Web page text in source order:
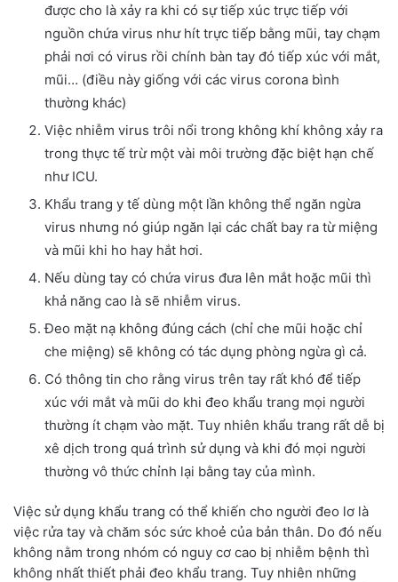
được cho là xảy ra khi có sự tiếp xúc trực tiếp với
nguồn chứa virus như hít trực tiếp bằng mũi, tay chạm
phải nơi có virus rồi chính bàn tay đó tiếp xúc với mắt,
mũi… (điều này giống với các virus corona bình
thường khác)
Việc nhiễm virus trôi nổi trong không khí không xảy ra
trong thực tế trừ một vài môi trường đặc biệt hạn chế
như ICU.
Khẩu trang y tế dùng một lần không thể ngăn ngừa
virus nhưng nó giúp ngăn lại các chất bay ra từ miệng
và mũi khi ho hay hắt hơi.
Nếu dùng tay có chứa virus đưa lên mắt hoặc mũi thì
khả năng cao là sẽ nhiễm virus.
Đeo mặt nạ không đúng cách (chỉ che mũi hoặc chỉ
che miệng) sẽ không có tác dụng phòng ngừa gì cả.
Có thông tin cho rằng virus trên tay rất khó để tiếp
xúc với mắt và mũi do khi đeo khẩu trang mọi người
thường ít chạm vào mặt. Tuy nhiên khẩu trang rất dễ bị
xê dịch trong quá trình sử dụng và khi đó mọi người
thường vô thức chỉnh lại bằng tay của mình.
Việc sử dụng khẩu trang có thể khiến cho người đeo lơ là
việc rửa tay và chăm sóc sức khoẻ của bản thân. Do đó nếu
không nằm trong nhóm có nguy cơ cao bị nhiễm bệnh thì
không nhất thiết phải đeo khẩu trang. Tuy nhiên những